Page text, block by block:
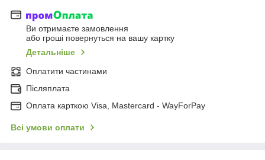
Ви отримаєте замовлення
або гроші повернуться на вашу картку
Детальніше
Оплатити частинами
Післяплата
Оплата карткою Visa, Mastercard - WayForPay
Всі умови оплати